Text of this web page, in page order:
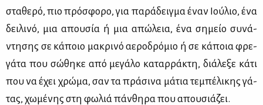
στα­θε­ρό, πιο πρό­σφο­ρο, για πα­ρά­δειγ­μα έναν Ιού­λιο, ένα
δει­λι­νό, μια απου­σία ή μια απώ­λεια, ένα ση­μείο συ­νά­
ντη­σης σε κά­ποιο μα­κρι­νό αε­ρο­δρό­μιο ή σε κά­ποια φρε­
γά­τα που σώ­θη­κε από με­γά­λο κα­ταρ­ρά­κτη, διά­λε­ξε κά­τι
που να έχει χρώ­μα, σαν τα πρά­σι­να μά­τια τε­μπέ­λι­κης γά­
τας, χω­μέ­νης στη φω­λιά πάν­θη­ρα που απου­σιά­ζει.